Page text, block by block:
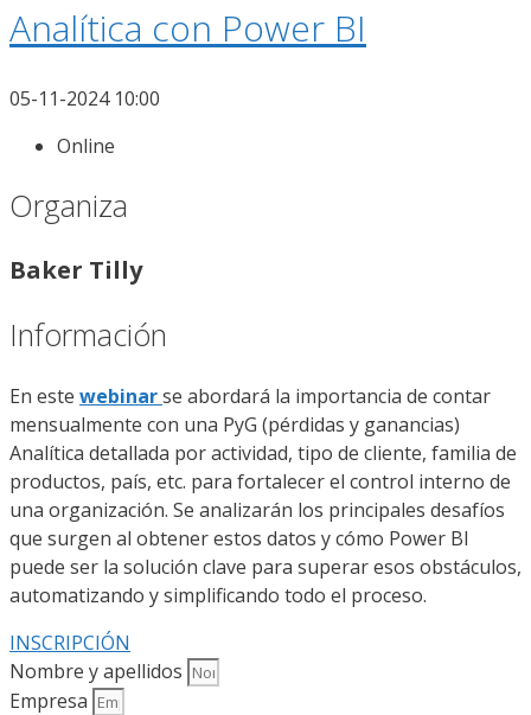
Analítica con Power BI
05-11-2024 10:00
Online
Organiza
Baker Tilly
Información
En este webinarse abordará la importancia de contar
mensualmente con una PyG (pérdidas y ganancias)
Analítica detallada por actividad, tipo de cliente, familia de
productos, país, etc. para fortalecer el control interno de
una organización. Se analizarán los principales desafíos
que surgen al obtener estos datos y cómo Power BI
puede ser la solución clave para superar esos obstáculos,
automatizando y simplificando todo el proceso.
INSCRIPCIÓN
Nombre y apellidos
Empresa